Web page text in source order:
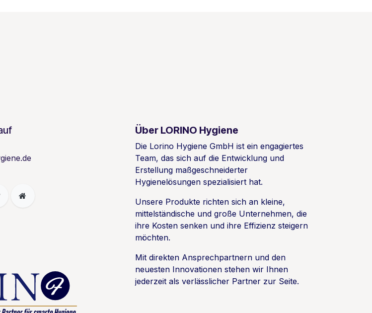
Über LORINO Hygiene
Die Lorino Hygiene GmbH ist ein engagiertes
Team, das sich auf die Entwicklung und
Erstellung maßgeschneiderter
Hygienelösungen spezialisiert hat.
Unsere Produkte richten sich an kleine,
mittelständische und große Unternehmen, die
ihre Kosten senken und ihre Effizienz steigern
möchten.
Mit direkten Ansprechpartnern und den
neuesten Innovationen stehen wir Ihnen
jederzeit als verlässlicher Partner zur Seite.